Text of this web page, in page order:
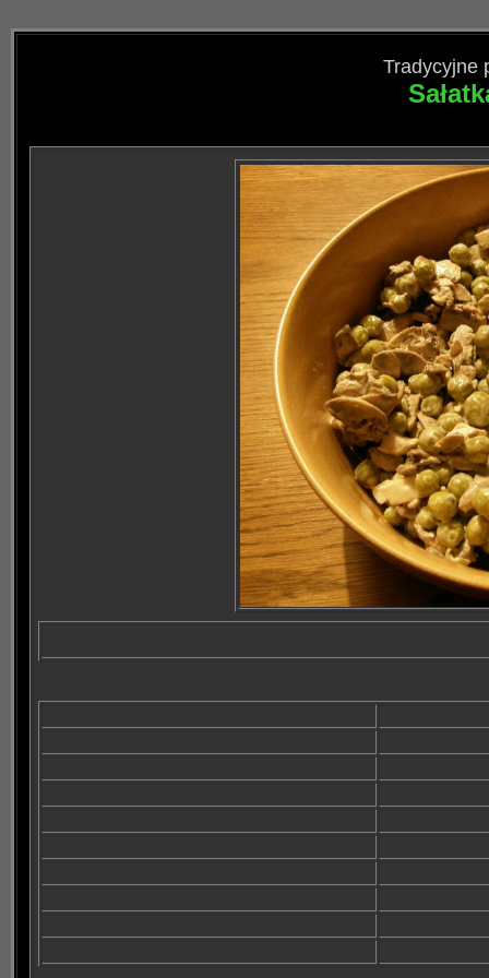
Tradycyjne